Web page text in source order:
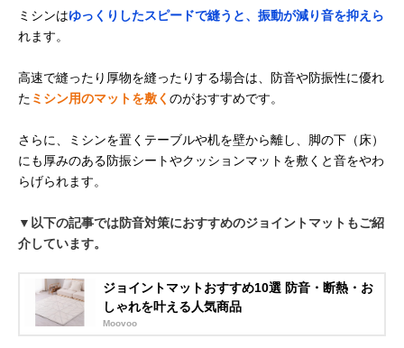
ミシンはゆっくりしたスピードで縫うと、振動が減り音を抑えら
れます。
高速で縫ったり厚物を縫ったりする場合は、防音や防振性に優れ
た ミシン用のマットを敷く のがおすすめです。
さらに、ミシンを置くテーブルや机を壁から離し、脚の下（床）
にも厚みのある防振シートやクッションマットを敷くと音をやわ
らげられます。
▼以下の記事では防音対策におすすめのジョイントマットもご紹
介しています。
ジョイントマットおすすめ10選 防音・断熱・お
しゃれを叶える人気商品
Moovoo